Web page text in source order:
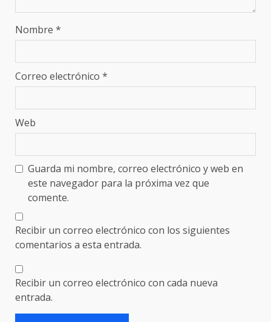
Nombre *
Correo electrónico *
Web
Guarda mi nombre, correo electrónico y web en
este navegador para la próxima vez que
comente.
Recibir un correo electrónico con los siguientes
comentarios a esta entrada.
Recibir un correo electrónico con cada nueva
entrada.